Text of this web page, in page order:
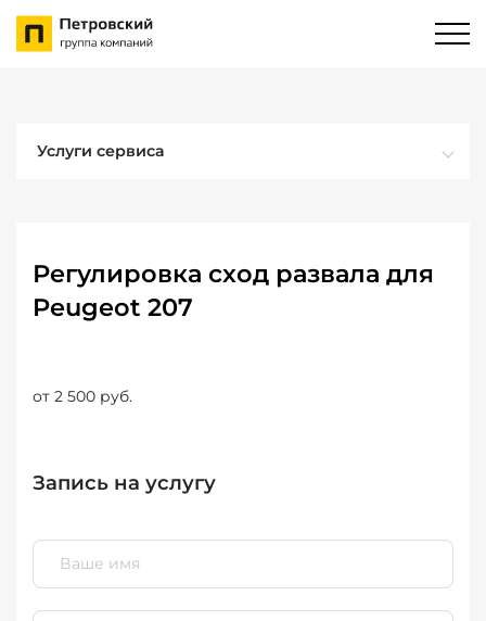
Услуги сервиса
Регулировка сход развала для
Peugeot 207
от 2 500 руб.
Запись на услугу